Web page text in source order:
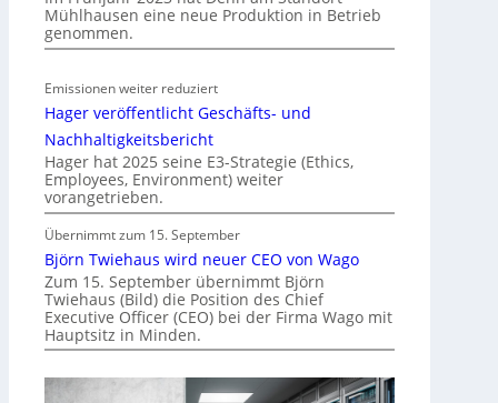
t
ä
i
n
d
e
r
m
m
o
b
i
l
Mühlhausen eine neue Produktion in Betrieb
genommen.
Emissionen weiter reduziert
Hager veröffentlicht Geschäfts- und
Nachhaltigkeitsbericht
Hager hat 2025 seine E3-Strategie (Ethics,
Employees, Environment) weiter
vorangetrieben.
Übernimmt zum 15. September
Björn Twiehaus wird neuer CEO von Wago
Zum 15. September übernimmt Björn
Twiehaus (Bild) die Position des Chief
Executive Officer (CEO) bei der Firma Wago mit
Hauptsitz in Minden.